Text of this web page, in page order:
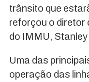
trânsito que
reforçou o diretor
do IMMU, Stanley
Uma das
operação das